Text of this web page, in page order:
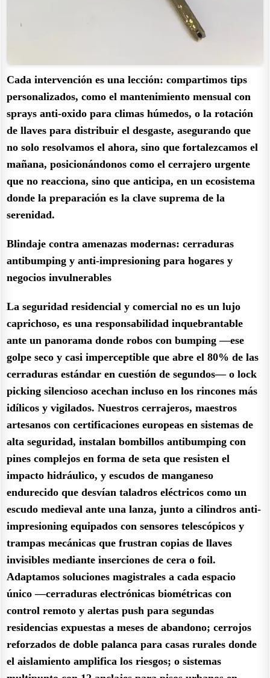
Cada intervención es una lección: compartimos tips
personalizados, como el mantenimiento mensual con
sprays anti-oxido para climas húmedos, o la rotación
de llaves para distribuir el desgaste, asegurando que
no solo resolvamos el ahora, sino que fortalezcamos el
mañana, posicionándonos como el cerrajero urgente
que no reacciona, sino que anticipa, en un ecosistema
donde la preparación es la clave suprema de la
serenidad.
Blindaje contra amenazas modernas: cerraduras
antibumping y anti-impresioning para hogares y
negocios invulnerables
La seguridad residencial y comercial no es un lujo
caprichoso, es una responsabilidad inquebrantable
ante un panorama donde robos con bumping —ese
golpe seco y casi imperceptible que abre el 80% de las
cerraduras estándar en cuestión de segundos— o lock
picking silencioso acechan incluso en los rincones más
idílicos y vigilados. Nuestros cerrajeros, maestros
artesanos con certificaciones europeas en sistemas de
alta seguridad, instalan bombillos antibumping con
pines complejos en forma de seta que resisten el
impacto hidráulico, y escudos de manganeso
endurecido que desvían taladros eléctricos como un
escudo medieval ante una lanza, junto a cilindros anti-
impresioning equipados con sensores telescópicos y
trampas mecánicas que frustran copias de llaves
invisibles mediante inserciones de cera o foil.
Adaptamos soluciones magistrales a cada espacio
único —cerraduras electrónicas biométricas con
control remoto y alertas push para segundas
residencias expuestas a meses de abandono; cerrojos
reforzados de doble palanca para casas rurales donde
el aislamiento amplifica los riesgos; o sistemas